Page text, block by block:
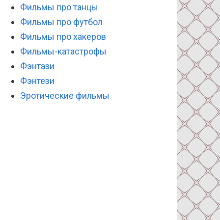
Фильмы про танцы
Фильмы про футбол
Фильмы про хакеров
Фильмы-катастрофы
Фэнтази
Фэнтези
Эротические фильмы